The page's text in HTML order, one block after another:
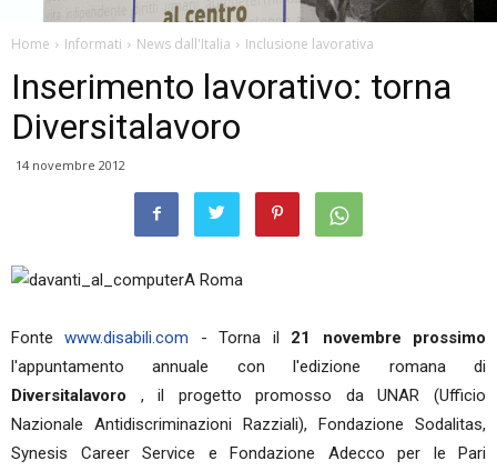
Home Informati News dall'Italia Inclusione lavorativa
Inserimento lavorativo: torna
Diversitalavoro
14 novembre 2012
A Roma
Fontewww.disabili.com - Torna il 21 novembre prossimo
l'appuntamento annuale con l'edizione romana di
Diversitalavoro , il progetto promosso da UNAR (Ufficio
Nazionale Antidiscriminazioni Razziali), Fondazione Sodalitas,
Synesis Career Service e Fondazione Adecco per le Pari